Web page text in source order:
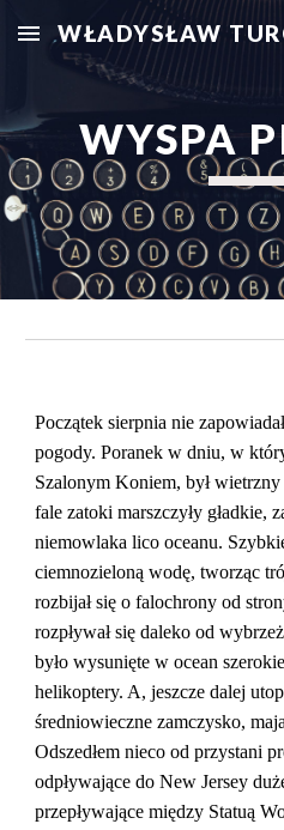
Skip to main content
WŁADYSŁAW
WYSPA
Początek sierpnia nie
pogody. Poranek w dniu, w
Szalonym Koniem, był
fale zatoki marszczyły gładkie,
niemowlaka lico oceanu.
ciemnozieloną wodę, tworząc
rozbijał się o falochrony od
rozpływał się daleko od
było wysunięte w ocean
helikoptery. A, jeszcze dalej
średniowieczne zamczysko,
Odszedłem nieco od przystani
odpływające do New Jersey
przepływające między Statuą